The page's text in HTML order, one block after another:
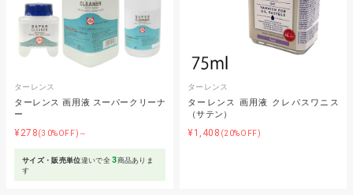
ターレンス
ターレンス 画用液 スーパークリーナ
ー
¥278(30%OFF)～
サイズ・販売単位違いで全3商品ありま
す
ターレンス
ターレンス 画用液 クレパスワニス
（サテン）
¥1,408 (20%OFF)